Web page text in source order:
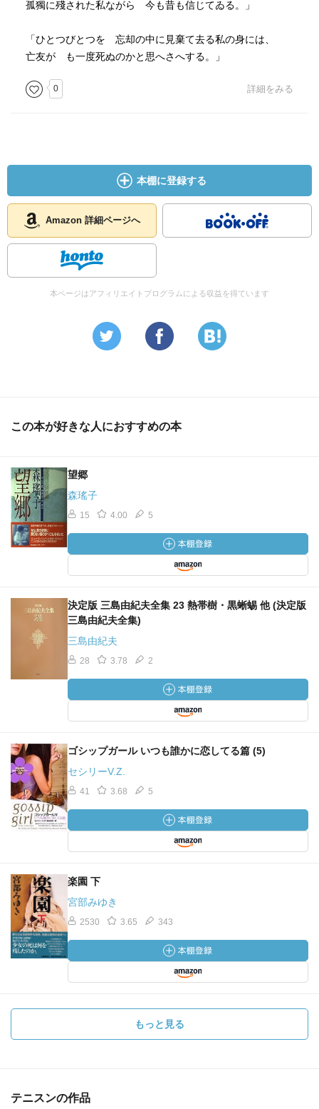
孤獨に殘された私ながら 今も昔も信じてゐる。」
「ひとつびとつを 忘却の中に見棄て去る私の身には、
亡友が も一度死ぬのかと思へさへする。」
0 詳細をみる
本棚に登録する
Amazon 詳細ページへ
本ページはアフィリエイトプログラムによる収益を得ています
この本が好きな人におすすめの本
望郷
森瑤子
15 4.00 5
決定版 三島由紀夫全集 23 熱帯樹・黒蜥蜴 他 (決定版
三島由紀夫全集)
三島由紀夫
28 3.78 2
ゴシップガール いつも誰かに恋してる篇 (5)
セシリーV.Z.
41 3.68 5
楽園 下
宮部みゆき
2530 3.65 343
もっと見る
テニスンの作品